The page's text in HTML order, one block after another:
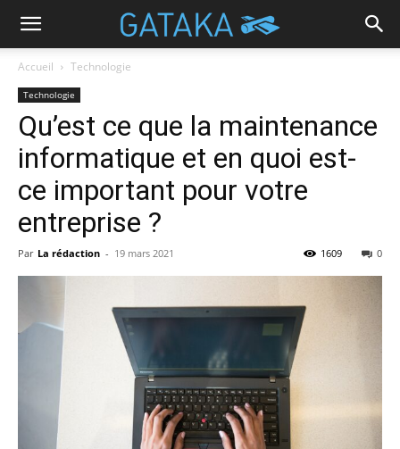
Accueil Technologie
Technologie
Qu’est ce que la maintenance
informatique et en quoi est-
ce important pour votre
entreprise ?
Par La rédaction - 19 mars 2021 0
1609